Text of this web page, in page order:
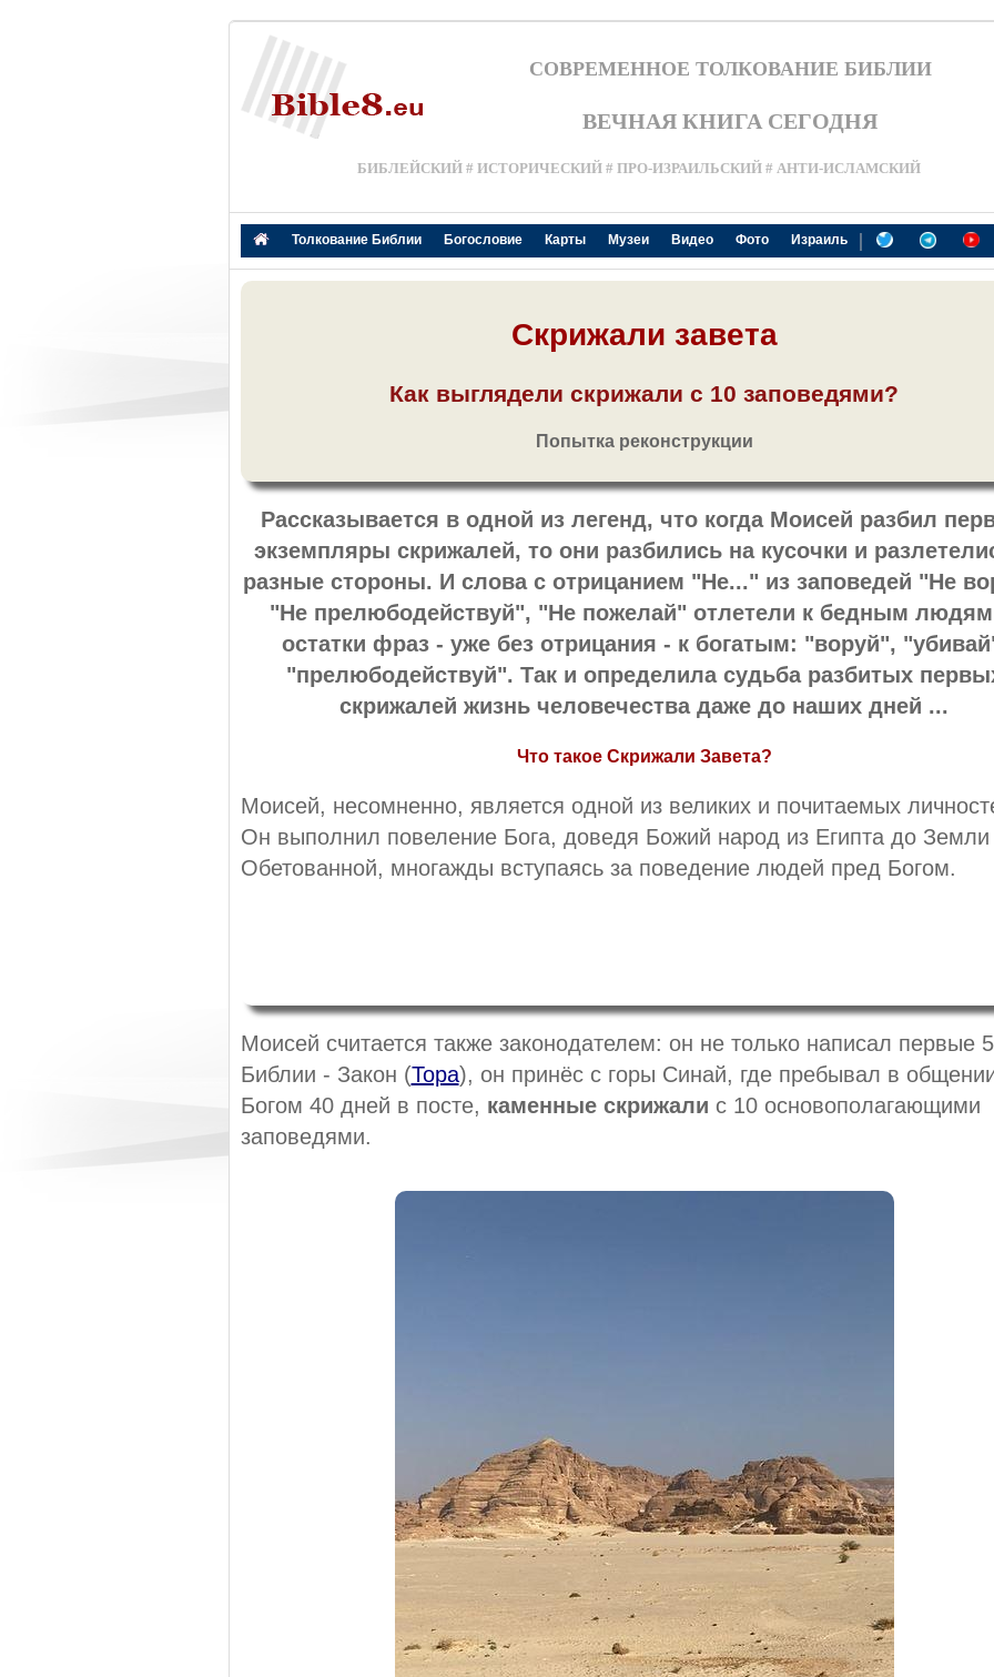
СОВРЕМЕННОЕ ТОЛКОВАНИЕ БИБЛИИ
ВЕЧНАЯ КНИГА СЕГОДНЯ
БИБЛЕЙСКИЙ # ИСТОРИЧЕСКИЙ # ПРО-ИЗРАИЛЬСКИЙ # АНТИ-ИСЛАМСКИЙ
Толкование Библии Богословие Карты Музеи Видео Фото Израиль |
Скрижали завета
Как выглядели скрижали с 10 заповедями?
Попытка реконструкции
Рассказывается в одной из легенд, что когда Моисей разбил
экземпляры скрижалей, то они разбились на кусочки и
разные стороны. И слова с отрицанием "Не..." из заповедей "Не
"Не прелюбодействуй", "Не пожелай" отлетели к бедным
остатки фраз - уже без отрицания - к богатым: "воруй",
"прелюбодействуй". Так и определила судьба разбитых
скрижалей жизнь человечества даже до наших дней ...
Что такое Скрижали Завета?
Моисей, несомненно, является одной из великих и почитаемых
Он выполнил повеление Бога, доведя Божий народ из Египта до Земли
Обетованной, многажды вступаясь за поведение людей пред Богом.
Моисей считается также законодателем: он не только написал первые 5
Библии - Закон (Тора), он принёс с горы Синай, где пребывал в
Богом 40 дней в посте, каменные скрижали с 10 основополагающими
заповедями.